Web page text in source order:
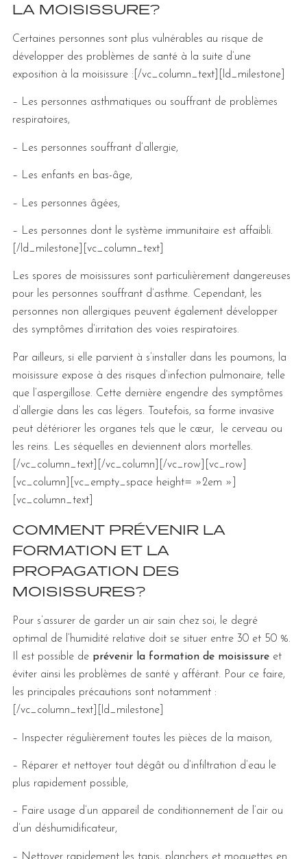
LA MOISISSURE?
Certaines personnes sont plus vulnérables au risque de
développer des problèmes de santé à la suite d’une
exposition à la moisissure : [/vc_column_text][ld_milestone]
– Les personnes asthmatiques ou souffrant de problèmes
respiratoires,
– Les personnes souffrant d’allergie,
– Les enfants en bas-âge,
– Les personnes âgées,
– Les personnes dont le système immunitaire est affaibli.
[/ld_milestone][vc_column_text]
Les spores de moisissures sont particulièrement dangereuses
pour les personnes souffrant d’asthme. Cependant, les
personnes non allergiques peuvent également développer
des symptômes d’irritation des voies respiratoires.
Par ailleurs, si elle parvient à s’installer dans les poumons, la
moisissure expose à des risques d’infection pulmonaire, telle
que l’aspergillose. Cette dernière engendre des symptômes
d’allergie dans les cas légers. Toutefois, sa forme invasive
peut détériorer les organes tels que le cœur, le cerveau ou
les reins. Les séquelles en deviennent alors mortelles.
[/vc_column_text][/vc_column][/vc_row][vc_row]
[vc_column][vc_empty_space height= »2em »]
[vc_column_text]
COMMENT PRÉVENIR LA
FORMATION ET LA
PROPAGATION DES
MOISISSURES?
Pour s’assurer de garder un air sain chez soi, le degré
optimal de l’humidité relative doit se situer entre 30 et 50 %.
Il est possible de prévenir la formation de moisissureet
éviter ainsi les problèmes de santé y afférant. Pour ce faire,
les principales précautions sont notamment :
[/vc_column_text][ld_milestone]
– Inspecter régulièrement toutes les pièces de la maison,
– Réparer et nettoyer tout dégât ou d’infiltration d’eau le
plus rapidement possible,
– Faire usage d’un appareil de conditionnement de l’air ou
d’un déshumidificateur,
– Nettoyer rapidement les tapis, planchers et moquettes en